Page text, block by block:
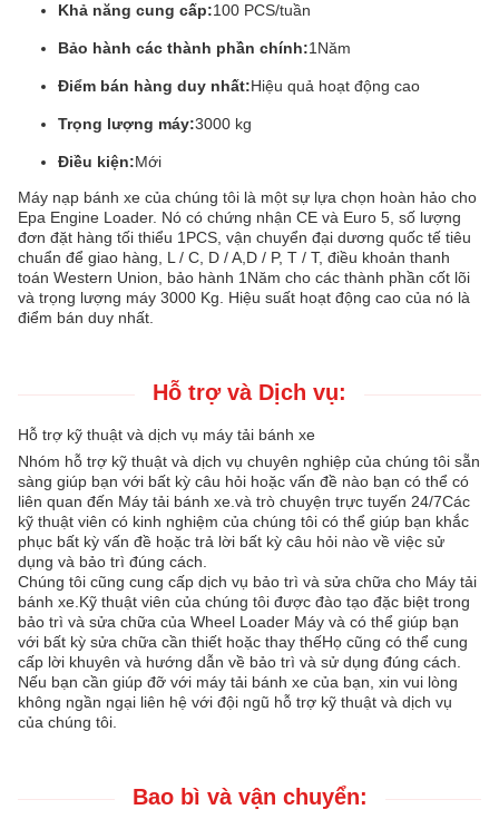
Khả năng cung cấp:100 PCS/tuần
Bảo hành các thành phần chính:1Năm
Điểm bán hàng duy nhất:Hiệu quả hoạt động cao
Trọng lượng máy:3000 kg
Điều kiện:Mới
Máy nạp bánh xe của chúng tôi là một sự lựa chọn hoàn hảo cho
Epa Engine Loader. Nó có chứng nhận CE và Euro 5, số lượng
đơn đặt hàng tối thiểu 1PCS, vận chuyển đại dương quốc tế tiêu
chuẩn để giao hàng, L / C, D / A,D / P, T / T, điều khoản thanh
toán Western Union, bảo hành 1Năm cho các thành phần cốt lõi
và trọng lượng máy 3000 Kg. Hiệu suất hoạt động cao của nó là
điểm bán duy nhất.
Hỗ trợ và Dịch vụ:
Hỗ trợ kỹ thuật và dịch vụ máy tải bánh xe
Nhóm hỗ trợ kỹ thuật và dịch vụ chuyên nghiệp của chúng tôi sẵn
sàng giúp bạn với bất kỳ câu hỏi hoặc vấn đề nào bạn có thể có
liên quan đến Máy tải bánh xe.và trò chuyện trực tuyến 24/7Các
kỹ thuật viên có kinh nghiệm của chúng tôi có thể giúp bạn khắc
phục bất kỳ vấn đề hoặc trả lời bất kỳ câu hỏi nào về việc sử
dụng và bảo trì đúng cách.
Chúng tôi cũng cung cấp dịch vụ bảo trì và sửa chữa cho Máy tải
bánh xe.Kỹ thuật viên của chúng tôi được đào tạo đặc biệt trong
bảo trì và sửa chữa của Wheel Loader Máy và có thể giúp bạn
với bất kỳ sửa chữa cần thiết hoặc thay thếHọ cũng có thể cung
cấp lời khuyên và hướng dẫn về bảo trì và sử dụng đúng cách.
Nếu bạn cần giúp đỡ với máy tải bánh xe của bạn, xin vui lòng
không ngần ngại liên hệ với đội ngũ hỗ trợ kỹ thuật và dịch vụ
của chúng tôi.
Bao bì và vận chuyển: